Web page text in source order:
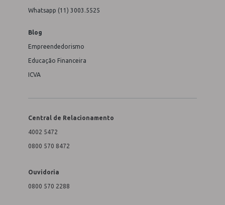
Whatsapp (11) 3003.5525
Blog
Empreendedorismo
Educação Financeira
ICVA
Central de Relacionamento
4002 5472
0800 570 8472
Ouvidoria
0800 570 2288